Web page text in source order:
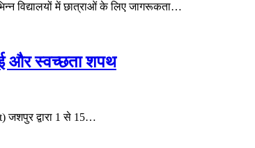
विद्यालयों में छात्राओं के लिए जागरूकता…
और स्वच्छता शपथ
जशपुर द्वारा 1 से 15…